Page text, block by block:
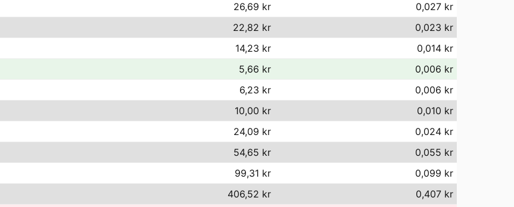
26,69 kr
0,027 kr
22,82 kr
0,023 kr
14,23 kr
0,014 kr
5,66 kr
0,006 kr
6,23 kr
0,006 kr
10,00 kr
0,010 kr
24,09 kr
0,024 kr
54,65 kr
0,055 kr
99,31 kr
0,099 kr
406,52 kr
0,407 kr